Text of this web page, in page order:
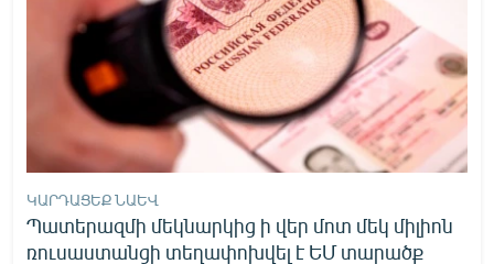
ԿԱՐԴԱՑԵՔ ՆԱԵՎ
Պատերազմի մեկնարկից ի վեր մոտ մեկ միլիոն
ռուսաստանցի տեղափոխվել է ԵՄ տարածք